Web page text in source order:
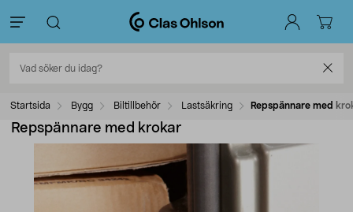
Startsida Bygg Biltillbehör Lastsäkring Repspännare med
Repspännare med krokar